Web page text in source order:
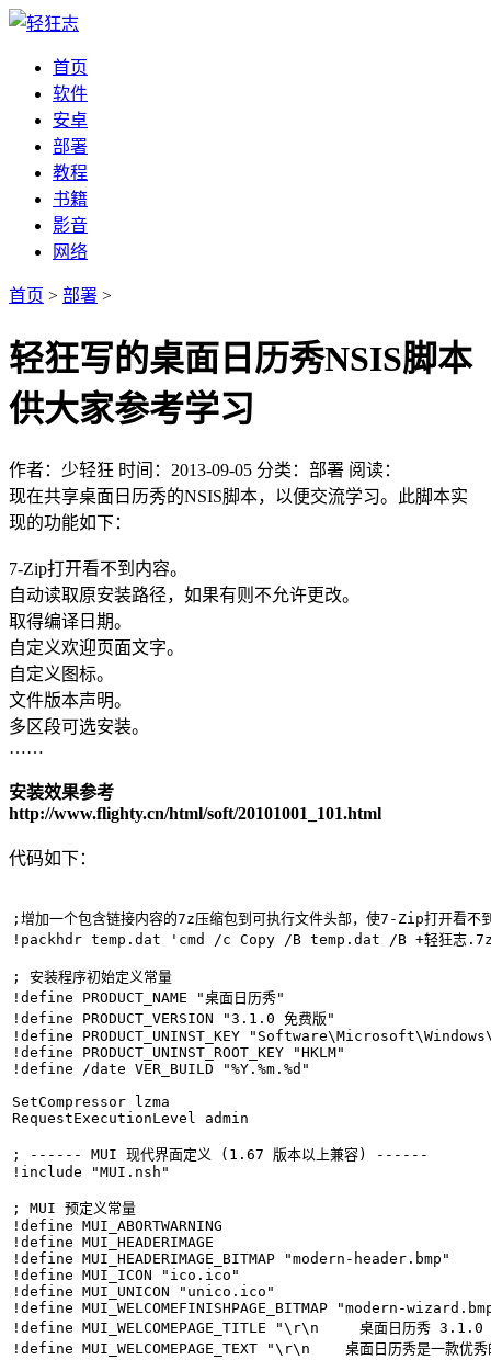
首页
软件
安卓
部署
教程
书籍
影音
网络
首页 > 部署 >
轻狂写的桌面日历秀NSIS脚本
供大家参考学习
作者：少轻狂 时间：2013-09-05 分类：部署 阅读：
现在共享桌面日历秀的NSIS脚本，以便交流学习。此脚本实
现的功能如下：
7-Zip打开看不到内容。
自动读取原安装路径，如果有则不允许更改。
取得编译日期。
自定义欢迎页面文字。
自定义图标。
文件版本声明。
多区段可选安装。
……
安装效果参考
http://www.flighty.cn/html/soft/20101001_101.html
代码如下：
;增加一个包含链接内容的7z压缩包到可执行文件头部，使7-Zip打开看不
!packhdr temp.dat 'cmd /c Copy /B temp.dat /B +轻狂志
; 安装程序初始定义常量
!define PRODUCT_NAME "桌面日历秀"
!define PRODUCT_VERSION "3.1.0 免费版"
!define PRODUCT_UNINST_KEY
!define PRODUCT_UNINST_ROOT_KEY "HKLM"
!define /date VER_BUILD "%Y.%m.%d"
SetCompressor lzma
RequestExecutionLevel admin
; ------ MUI 现代界面定义 (1.67 版本以上兼容) ------
!include "MUI.nsh"
; MUI 预定义常量
!define MUI_ABORTWARNING
!define MUI_HEADERIMAGE
!define MUI_HEADERIMAGE_BITMAP "modern-header.bmp"
!define MUI_ICON "ico.ico"
!define MUI_UNICON "unico.ico"
!define MUI_WELCOMEFINISHPAGE_BITMAP "modern-
!define MUI_WELCOMEPAGE_TITLE "\r\n　   桌面日历秀 3.1.0
!define MUI_WELCOMEPAGE_TEXT "\r\n    桌面日历秀是一款优秀